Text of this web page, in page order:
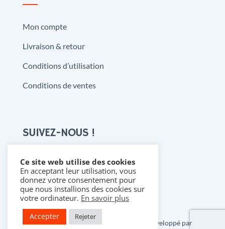
Mon compte
Livraison & retour
Conditions d’utilisation
Conditions de ventes
SUIVEZ-NOUS !

Copyright 2021 @ Denistoys & BD • Développé par
Ce site web utilise des cookies
En acceptant leur utilisation, vous
donnez votre consentement pour
que nous installions des cookies sur
votre ordinateur. En savoir plus
Accepter Rejeter